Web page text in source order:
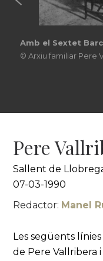
Acompanyant a
tenir lloc al Teatre
Pere
Sallent de
07-03-1990
Redactor: Manel
Les següents
de Pere Vallribera